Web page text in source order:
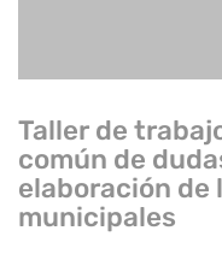
Taller de
común de
elaboración de
municipales